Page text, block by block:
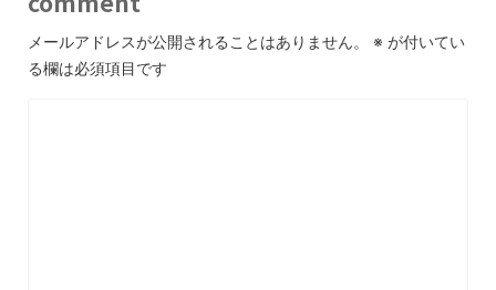
メールアドレスが公開されることはありません。 ※ が付いてい
る欄は必須項目です